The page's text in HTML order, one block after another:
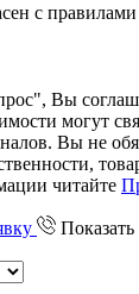
с правилами
Вы
могут
Вы не
читайте